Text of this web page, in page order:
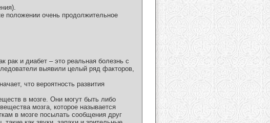
положении очень продолжительное
рак и диабет – это реальная болезнь с
выявили целый ряд факторов,
что вероятность развития
в мозге. Они могут быть либо
мозга, которое называется
в мозге посылать сообщения друг